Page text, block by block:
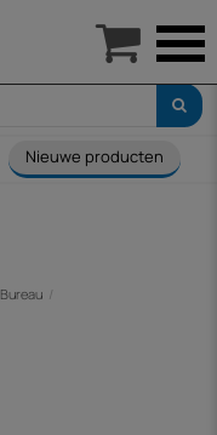
Nieuwe producten
Bureau
